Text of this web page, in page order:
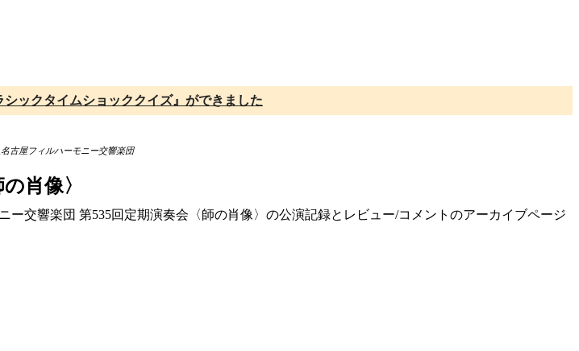
ックタイムショッククイズ』ができました
古屋フィルハーモニー交響楽団
肖像〉
交響楽団 第535回定期演奏会〈師の肖像〉の公演記録とレビュー/コメントのアーカイブページ